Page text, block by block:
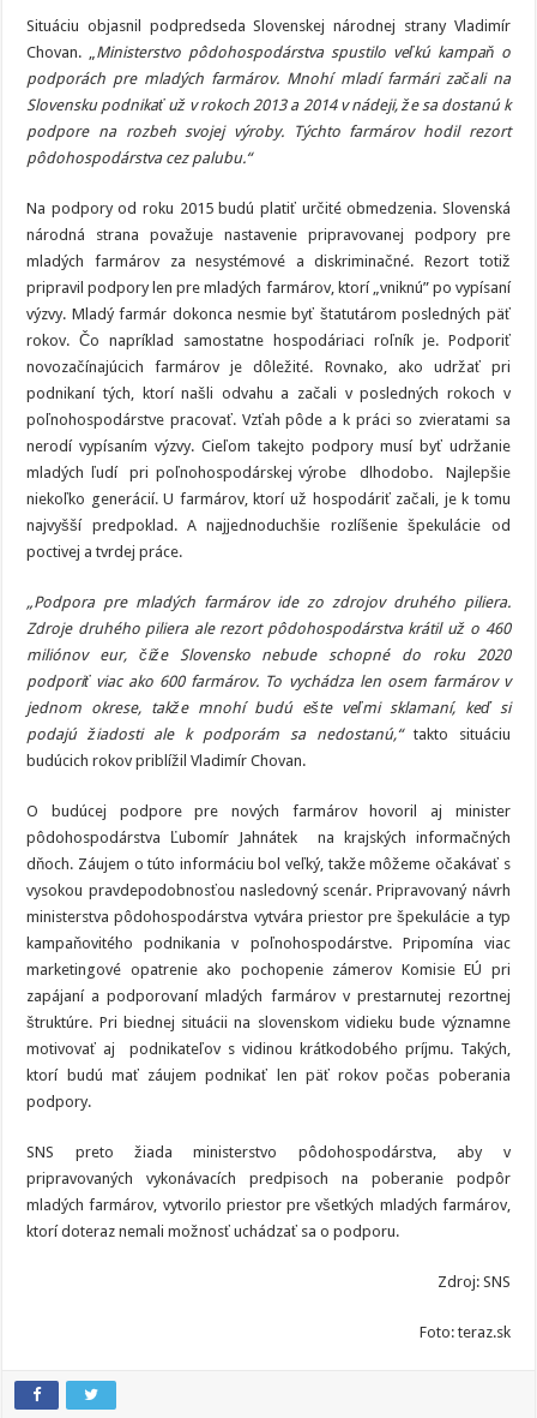
Situáciu objasnil podpredseda Slovenskej národnej strany Vladimír
Chovan. „ Ministerstvo pôdohospodárstva spustilo veľkú kampaň o
podporách pre mladých farmárov. Mnohí mladí farmári začali na
Slovensku podnikať už v rokoch 2013 a 2014 v nádeji, že sa dostanú k
podpore na rozbeh svojej výroby. Týchto farmárov hodil rezort
pôdohospodárstva cez palubu.“
Na podpory od roku 2015 budú platiť určité obmedzenia. Slovenská
národná strana považuje nastavenie pripravovanej podpory pre
mladých farmárov za nesystémové a diskriminačné.Rezort totiž
pripravil podpory len pre mladých farmárov, ktorí „vniknú” po vypísaní
výzvy. Mladý farmár dokonca nesmie byť štatutárom posledných päť
rokov. Čo napríklad samostatne hospodáriaci roľník je. Podporiť
novozačínajúcich farmárov je dôležité. Rovnako, ako udržať pri
podnikaní tých, ktorí našli odvahu a začali v posledných rokoch v
poľnohospodárstve pracovať. Vzťah pôde a k práci so zvieratami sa
nerodí vypísaním výzvy. Cieľom takejto podpory musí byť udržanie
mladých ľudí pri poľnohospodárskej výrobe dlhodobo. Najlepšie
niekoľko generácií. U farmárov, ktorí už hospodáriť začali, je k tomu
najvyšší predpoklad. A najjednoduchšie rozlíšenie špekulácie od
poctivej a tvrdej práce.
„Podpora pre mladých farmárov ide zo zdrojov druhého piliera.
Zdroje druhého piliera ale rezort pôdohospodárstva krátil už o 460
miliónov eur, čiže Slovensko nebude schopné do roku 2020
podporiť viac ako 600 farmárov. To vychádza len osem farmárov v
jednom okrese, takže mnohí budú ešte veľmi sklamaní, keď si
podajú žiadosti ale k podporám sa nedostanú,“ takto situáciu
budúcich rokov priblížil Vladimír Chovan.
O budúcej podpore pre nových farmárov hovoril aj minister
pôdohospodárstva Ľubomír Jahnátek na krajských informačných
dňoch. Záujem o túto informáciu bol veľký, takže môžeme očakávať s
vysokou pravdepodobnosťou nasledovný scenár. Pripravovaný návrh
ministerstva pôdohospodárstva vytvára priestor pre špekulácie a typ
kampaňovitého podnikania v poľnohospodárstve. Pripomína viac
marketingové opatrenie ako pochopenie zámerov Komisie EÚ pri
zapájaní a podporovaní mladých farmárov v prestarnutej rezortnej
štruktúre. Pri biednej situácii na slovenskom vidieku bude významne
motivovať aj podnikateľov s vidinou krátkodobého príjmu. Takých,
ktorí budú mať záujem podnikať len päť rokov počas poberania
podpory.
SNS preto žiada ministerstvo pôdohospodárstva, aby v
pripravovaných vykonávacích predpisoch na poberanie podpôr
mladých farmárov, vytvorilo priestor pre všetkých mladých farmárov,
ktorí doteraz nemali možnosť uchádzať sa o podporu.
Zdroj: SNS
Foto: teraz.sk